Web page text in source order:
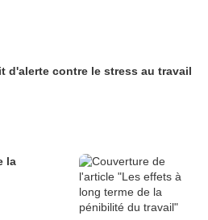
d'alerte contre le stress au travail
la